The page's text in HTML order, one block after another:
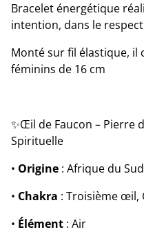
Bracelet énergétique
intention, dans le
Monté sur fil élastique, il
féminins de 16 cm
✨Œil de Faucon – Pierre
Spirituelle
• Origine : Afrique du
• Chakra : Troisième œil,
• Élément : Air